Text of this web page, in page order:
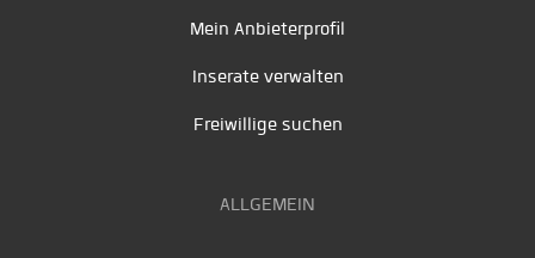
Mein Anbieterprofil
Inserate verwalten
Freiwillige suchen
ALLGEMEIN